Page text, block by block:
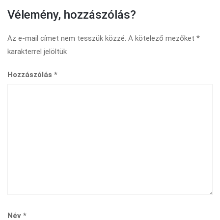
Vélemény, hozzászólás?
Az e-mail címet nem tesszük közzé. A kötelező mezőket *
karakterrel jelöltük
Hozzászólás *
Név *